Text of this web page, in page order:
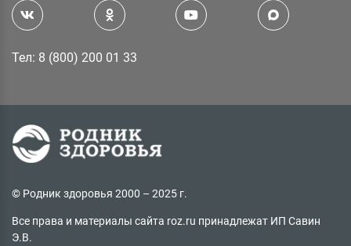
Тел: 8 (800) 200 01 33
© Родник здоровья 2000 – 2025 г.
Все права и материалы сайта roz.ru принадлежат ИП Савин
Э.В.